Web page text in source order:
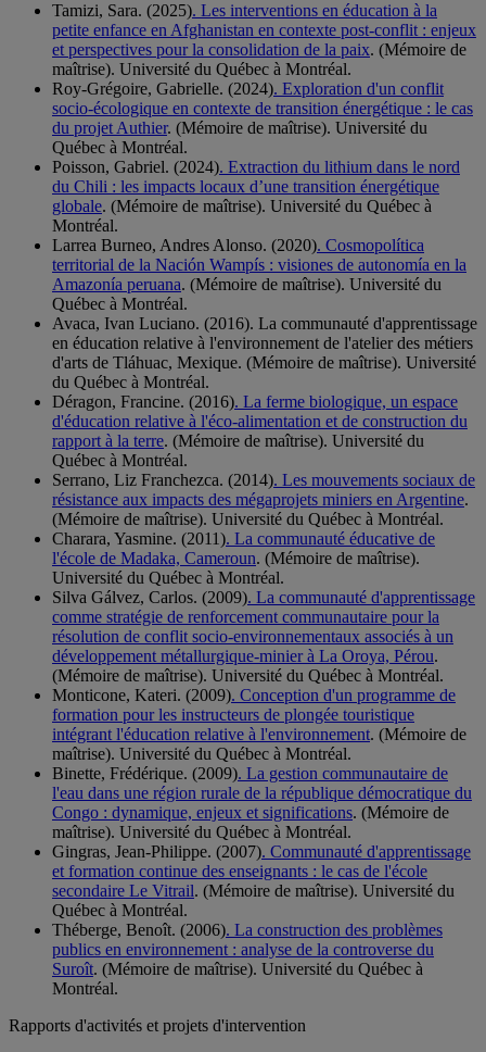
Tamizi, Sara. (2025). Les interventions en éducation à la
petite enfance en Afghanistan en contexte post-conflit : enjeux
et perspectives pour la consolidation de la paix. (Mémoire de
maîtrise). Université du Québec à Montréal.
Roy-Grégoire, Gabrielle. (2024). Exploration d'un conflit
socio-écologique en contexte de transition énergétique : le cas
du projet Authier. (Mémoire de maîtrise). Université du
Québec à Montréal.
Poisson, Gabriel. (2024). Extraction du lithium dans le nord
du Chili : les impacts locaux d’une transition énergétique
globale. (Mémoire de maîtrise). Université du Québec à
Montréal.
Larrea Burneo, Andres Alonso. (2020). Cosmopolítica
territorial de la Nación Wampís : visiones de autonomía en la
Amazonía peruana. (Mémoire de maîtrise). Université du
Québec à Montréal.
Avaca, Ivan Luciano. (2016). La communauté d'apprentissage
en éducation relative à l'environnement de l'atelier des métiers
d'arts de Tláhuac, Mexique. (Mémoire de maîtrise). Université
du Québec à Montréal.
Déragon, Francine. (2016). La ferme biologique, un espace
d'éducation relative à l'éco-alimentation et de construction du
rapport à la terre. (Mémoire de maîtrise). Université du
Québec à Montréal.
Serrano, Liz Franchezca. (2014). Les mouvements sociaux de
résistance aux impacts des mégaprojets miniers en Argentine.
(Mémoire de maîtrise). Université du Québec à Montréal.
Charara, Yasmine. (2011). La communauté éducative de
l'école de Madaka, Cameroun. (Mémoire de maîtrise).
Université du Québec à Montréal.
Silva Gálvez, Carlos. (2009). La communauté d'apprentissage
comme stratégie de renforcement communautaire pour la
résolution de conflit socio-environnementaux associés à un
développement métallurgique-minier à La Oroya, Pérou.
(Mémoire de maîtrise). Université du Québec à Montréal.
Monticone, Kateri. (2009). Conception d'un programme de
formation pour les instructeurs de plongée touristique
intégrant l'éducation relative à l'environnement. (Mémoire de
maîtrise). Université du Québec à Montréal.
Binette, Frédérique. (2009). La gestion communautaire de
l'eau dans une région rurale de la république démocratique du
Congo : dynamique, enjeux et significations. (Mémoire de
maîtrise). Université du Québec à Montréal.
Gingras, Jean-Philippe. (2007). Communauté d'apprentissage
et formation continue des enseignants : le cas de l'école
secondaire Le Vitrail. (Mémoire de maîtrise). Université du
Québec à Montréal.
Théberge, Benoît. (2006). La construction des problèmes
publics en environnement : analyse de la controverse du
Suroît. (Mémoire de maîtrise). Université du Québec à
Montréal.
Rapports d'activités et projets d'intervention